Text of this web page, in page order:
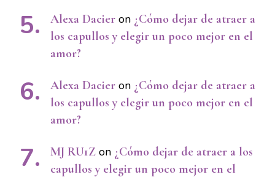
Alexa Dacier on ¿Cómo dejar de atraer a
los capullos y elegir un poco mejor en el
amor?
Alexa Dacier on ¿Cómo dejar de atraer a
los capullos y elegir un poco mejor en el
amor?
MJ RU1Z on ¿Cómo dejar de atraer a los
capullos y elegir un poco mejor en el